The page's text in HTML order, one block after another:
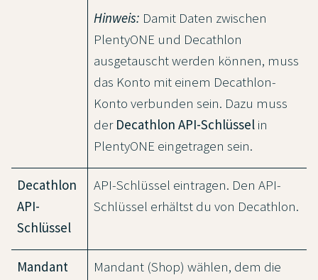
Hinweis: Damit Daten zwischen
PlentyONE und Decathlon
ausgetauscht werden können, muss
das Konto mit einem Decathlon-
Konto verbunden sein. Dazu muss
der Decathlon API-Schlüssel in
PlentyONE eingetragen sein.
Decathlon
API-
Schlüssel
API-Schlüssel eintragen. Den API-
Schlüssel erhältst du von Decathlon.
Mandant
Mandant (Shop) wählen, dem die